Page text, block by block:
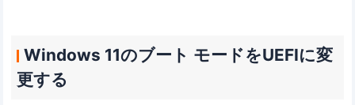
Windows 11のブート モードをUEFIに変
更する